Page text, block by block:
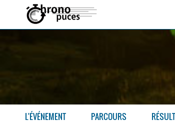
L'ÉVÉNEMENT PARCOURS